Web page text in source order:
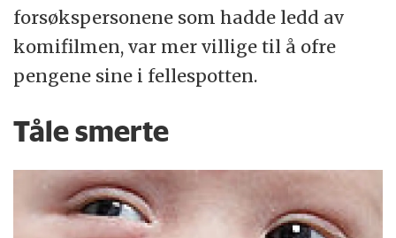
forsøkspersonene som hadde ledd av
komifilmen, var mer villige til å ofre
pengene sine i fellespotten.
Tåle smerte